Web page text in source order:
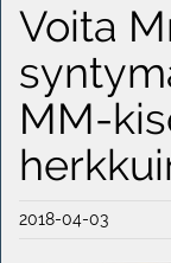
Voita
MM-
2018-04-03